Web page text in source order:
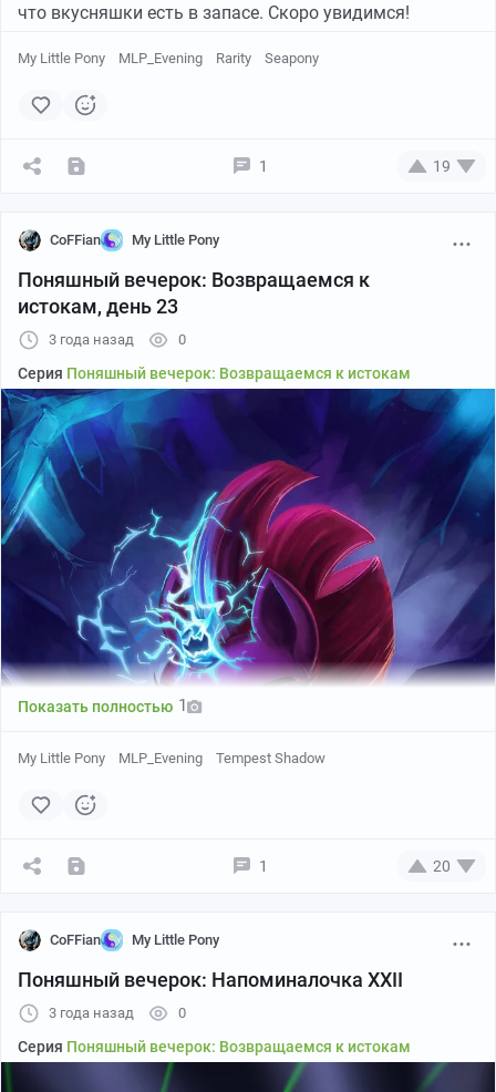
что вкусняшки есть в запасе. Скоро увидимся!
My Little Pony MLP_Evening Rarity Seapony
1 19
CoFFian My Little Pony
Поняшный вечерок: Возвращаемся к
истокам, день 23
3 года назад 0
Серия Поняшный вечерок: Возвращаемся к истокам
И снова дратуте :3
Показать полностью 1
My Little Pony MLP_Evening Tempest Shadow
1 20
CoFFian My Little Pony
Поняшный вечерок: Напоминалочка XXII
3 года назад 0
Серия Поняшный вечерок: Возвращаемся к истокам